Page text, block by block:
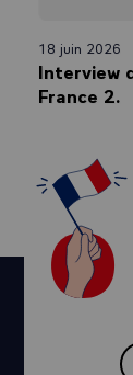
18 juin 2026
Interview
France 2.